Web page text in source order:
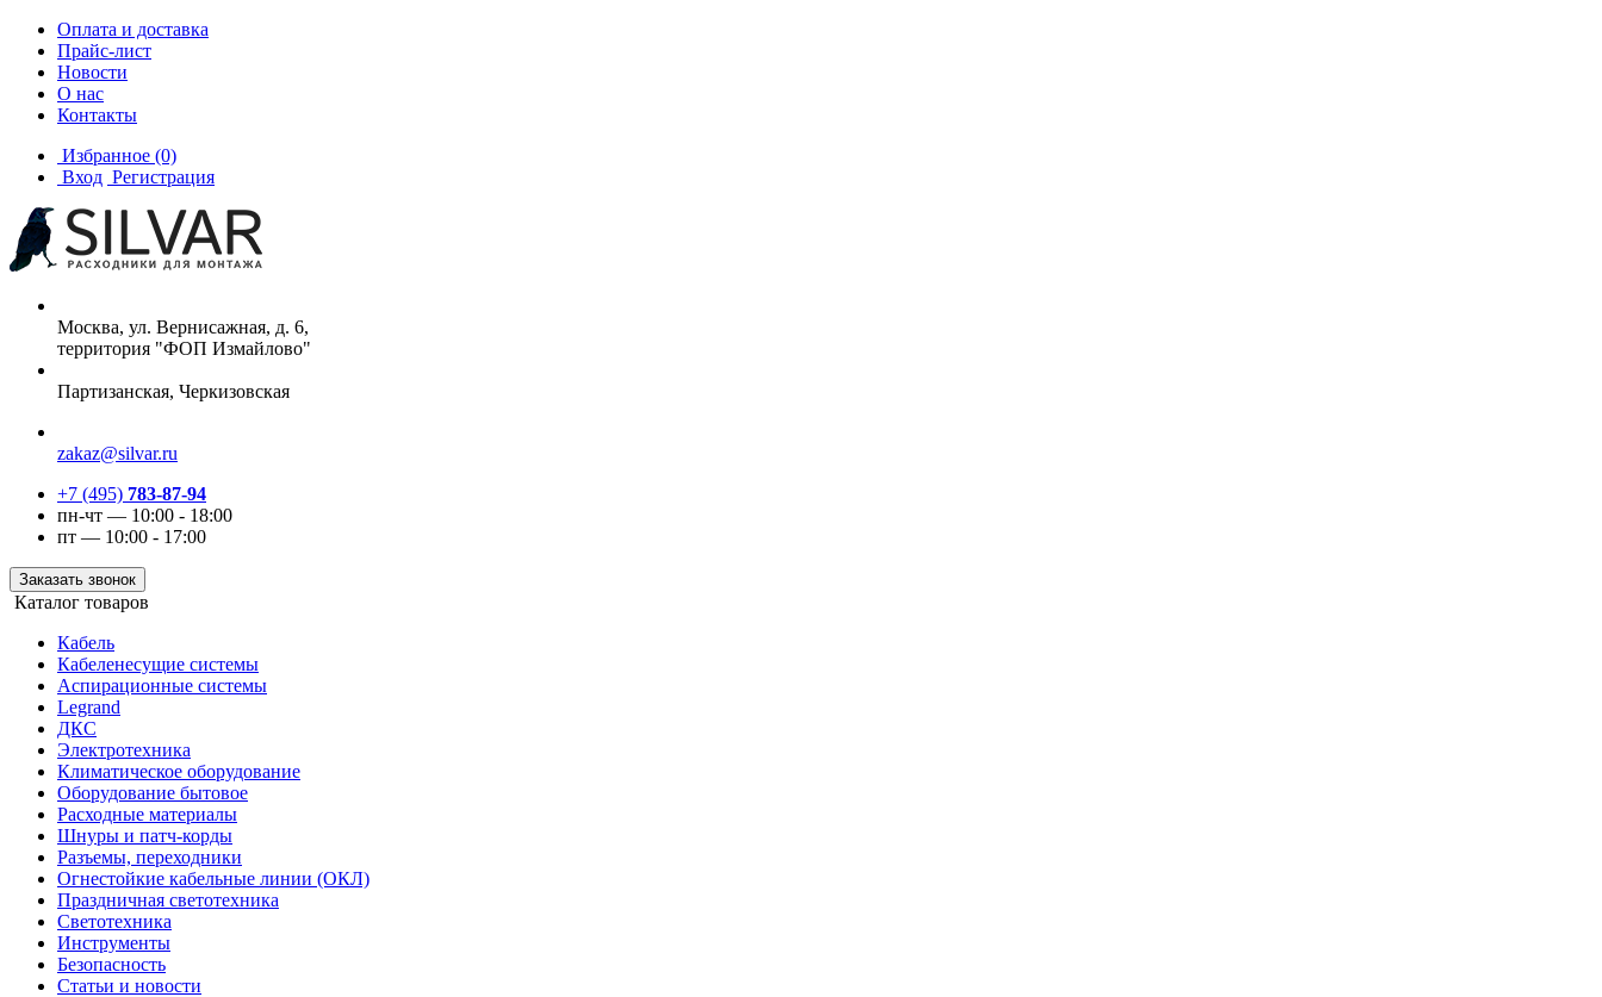
Оплата и доставка
Прайс-лист
Новости
О нас
Контакты
Избранное (0)
Вход Регистрация
Москва, ул. Вернисажная, д. 6,
территория "ФОП Измайлово"
Партизанская, Черкизовская
zakaz@silvar.ru
+7 (495) 783-87-94
пн-чт — 10:00 - 18:00
пт — 10:00 - 17:00
Заказать звонок
Каталог товаров
Кабель
Кабеленесущие системы
Аспирационные системы
Legrand
ДКС
Электротехника
Климатическое оборудование
Оборудование бытовое
Расходные материалы
Шнуры и патч-корды
Разъемы, переходники
Огнестойкие кабельные линии (ОКЛ)
Праздничная светотехника
Светотехника
Инструменты
Безопасность
Статьи и новости